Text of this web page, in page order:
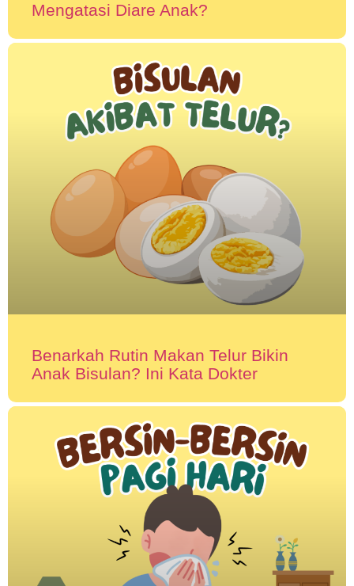
Mengatasi Diare Anak?
Benarkah Rutin Makan Telur Bikin
Anak Bisulan? Ini Kata Dokter